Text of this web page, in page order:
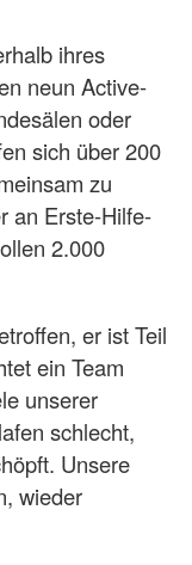
ihres
neun Active-
oder
sich über 200
zu
an Erste-Hilfe-
2.000
er ist Teil
ein Team
unserer
schlecht,
Unsere
wieder